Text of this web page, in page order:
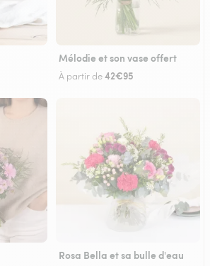
Mélodie et son vase offert
À partir de42€95
Rosa Bella et sa bulle d'eau